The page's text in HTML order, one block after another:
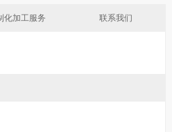
化加工服务 联系我们